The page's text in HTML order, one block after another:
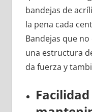
bandejas de
la pena cada
Bandejas que
una estructura
da fuerza y